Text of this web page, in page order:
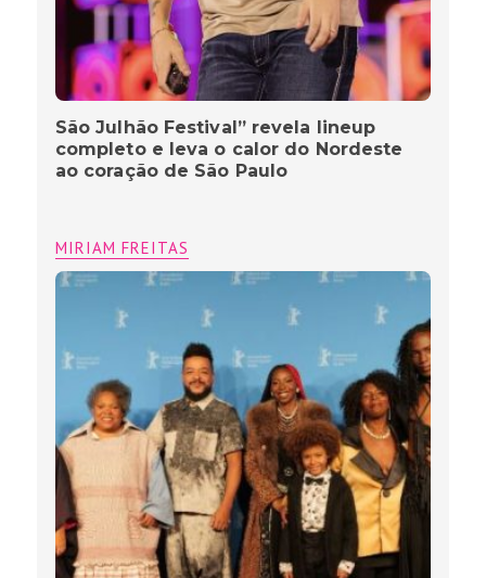
São Julhão Festival” revela lineup
completo e leva o calor do Nordeste
ao coração de São Paulo
MIRIAM FREITAS